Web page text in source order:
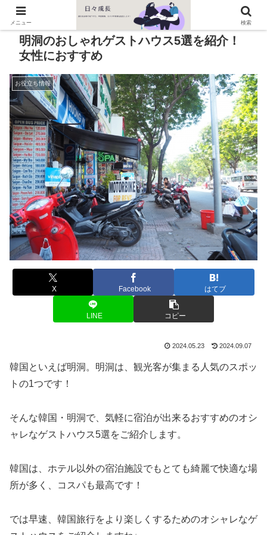
PR
明洞のおしゃれゲストハウス5選を紹介！
女性におすすめ
お役立ち情報
X Facebook はてブ
LINE コピー
2024.05.23 2024.09.07
韓国といえば明洞。明洞は、観光客が集まる人気のスポッ
トの1つです！
そんな韓国・明洞で、気軽に宿泊が出来るおすすめのオシ
ャレなゲストハウス5選をご紹介します。
韓国は、ホテル以外の宿泊施設でもとても綺麗で快適な場
所が多く、コスパも最高です！
では早速、韓国旅行をより楽しくするためのオシャレなゲ
メニュー 検索